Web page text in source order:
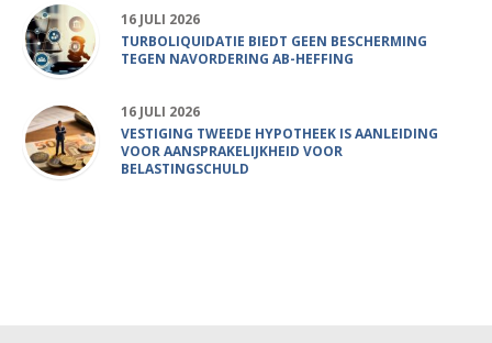
16 JULI 2026
TURBOLIQUIDATIE BIEDT GEEN BESCHERMING
TEGEN NAVORDERING AB-HEFFING
16 JULI 2026
VESTIGING TWEEDE HYPOTHEEK IS AANLEIDING
VOOR AANSPRAKELIJKHEID VOOR
BELASTINGSCHULD